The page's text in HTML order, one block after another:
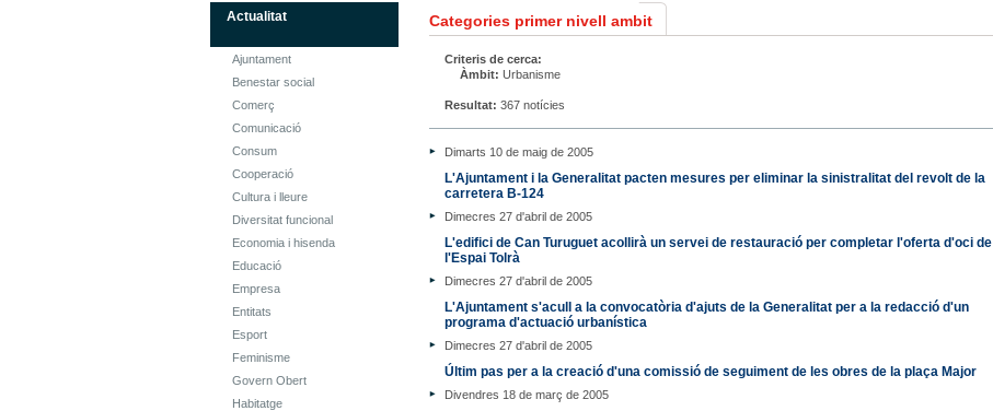
Actualitat
Ajuntament
Benestar social
Comerç
Comunicació
Consum
Cooperació
Cultura i lleure
Diversitat funcional
Economia i hisenda
Educació
Empresa
Entitats
Esport
Feminisme
Govern Obert
Habitatge
Categories primer nivell ambit
Criteris de cerca:
Àmbit: Urbanisme
Resultat: 367 notícies
Dimarts 10 de maig de 2005
L'Ajuntament i la Generalitat pacten mesures per eliminar la sinistralitat del revolt de la
carretera B-124
Dimecres 27 d'abril de 2005
L'edifici de Can Turuguet acollirà un servei de restauració per completar l'oferta d'oci de
l'Espai Tolrà
Dimecres 27 d'abril de 2005
L'Ajuntament s'acull a la convocatòria d'ajuts de la Generalitat per a la redacció d'un
programa d'actuació urbanística
Dimecres 27 d'abril de 2005
Últim pas per a la creació d'una comissió de seguiment de les obres de la plaça Major
Divendres 18 de març de 2005